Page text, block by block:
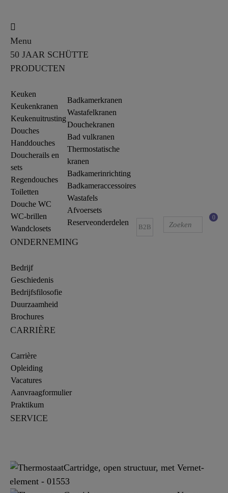
Menu
50 JAAR SCHÜTTE
PRODUCTEN
Keuken
Keukenkranen
Keukenuitrusting
Douches
Handdouches
Doucherails en
sets
Regendouches
Toiletten
Douche WC
WC-brillen
Wandclosets
Badkamerkranen
Wastafelkranen
Douchekranen
Bad vulkranen
Thermostatische
kranen
Badkamerinrichting
Badkameraccessoires
Wastafels
Afvoersets
Reserveonderdelen
ONDERNEMING
Bedrijf
Geschiedenis
Bedrijfsfilosofie
Duurzaamheid
Brochures
CARRIÈRE
Carrière
Opleiding
Vacatures
Aanvraagformulier
Praktikum
SERVICE
B2B
0